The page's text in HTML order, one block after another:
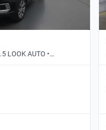
LOOK AUTO •